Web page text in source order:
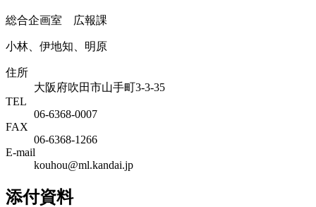
総合企画室 広報課
小林、伊地知、明原
住所
大阪府吹田市山手町3-3-35
TEL
06-6368-0007
FAX
06-6368-1266
E-mail
kouhou@ml.kandai.jp
添付資料